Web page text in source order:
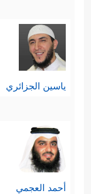
ياسين الجزائري
أحمد العجمي